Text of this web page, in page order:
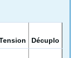
Décuplo